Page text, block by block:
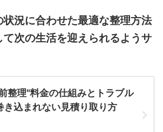
況に合わせた最適な整理方法
次の生活を迎えられるようサ
整理"料金の仕組みとトラブル
き込まれない見積り取り方